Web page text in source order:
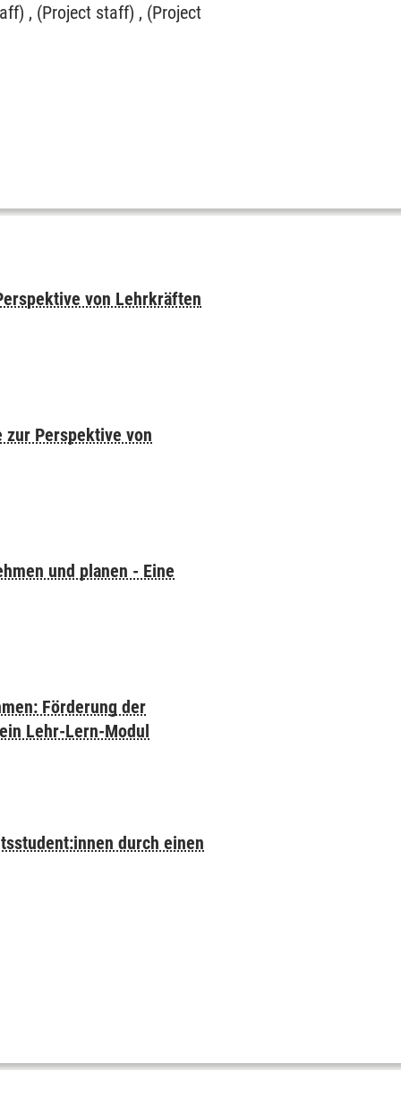
, (Project staff) , (Project
von Lehrkräften
zur Perspektive von
und planen - Eine
Förderung der
Lehr-Lern-Modul
durch einen